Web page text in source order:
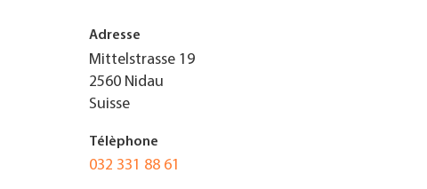
JOBS & CARRIÈRE
TROUVER ENTREPRISE
MAGAZINE SPÉCIALISÉ
Adresse
Mittelstrasse 19
2560 Nidau
Suisse
Télèphone
032 331 88 61